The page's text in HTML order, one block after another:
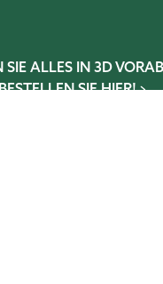
SIE ALLES IN 3D
SIE HIER!